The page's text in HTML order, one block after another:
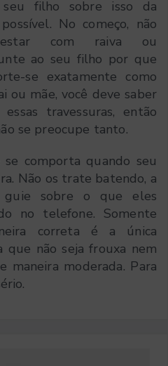
seu filho sobre isso da
No começo, não
com raiva ou
ao seu filho por que
se exatamente como
ou mãe, você deve saber
travessuras, então
se preocupe tanto.
se comporta quando seu
Não os trate batendo, a
guie sobre o que eles
no telefone. Somente
correta é a única
que não seja frouxa nem
maneira moderada. Para